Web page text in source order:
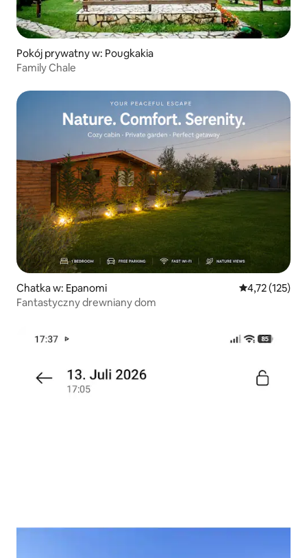
Pokój prywatny w: Pougkakia
Family Chale
Chatka w: Epanomi Średnia
4,72 (125)
Fantastyczny drewniany dom